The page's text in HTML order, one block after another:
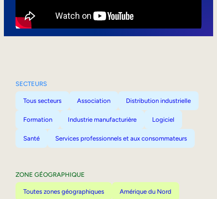
SECTEURS
Tous secteurs Association Distribution industrielle
Formation Industrie manufacturière Logiciel
Santé Services professionnels et aux consommateurs
ZONE GÉOGRAPHIQUE
Toutes zones géographiques Amérique du Nord